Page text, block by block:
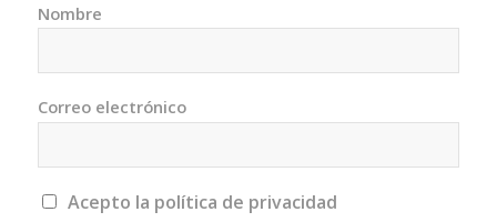
Nombre
Correo electrónico
Acepto la política de privacidad